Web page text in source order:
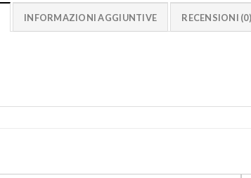
INFORMAZIONI AGGIUNTIVE RECENSIONI (0)